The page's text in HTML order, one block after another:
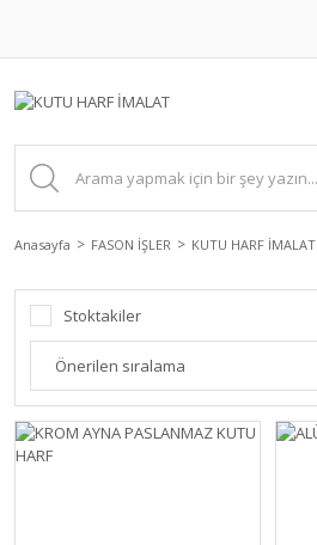
Anasayfa FASON İŞLER KUTU HARF İMALAT
Stoktakiler